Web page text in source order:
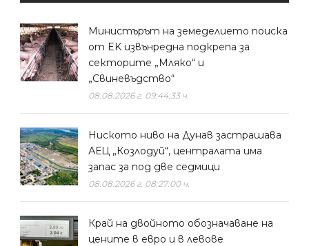
Министърът на земеделието поиска
от EK извънредна подкрепа за
секторите „Мляко“ и
„Свиневъдство“
08.08.2026 г. 09:44:33 ч.
Ниското ниво на Дунав застрашава
АЕЦ „Козлодуй“, централата има
запас за под две седмици
08.08.2026 г. 08:27:00 ч.
Край на двойното обозначаване на
цените в евро и в левове